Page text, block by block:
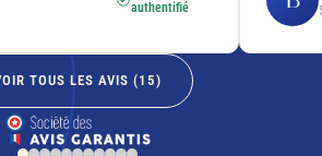
authentifié
TOUS LES AVIS (15)